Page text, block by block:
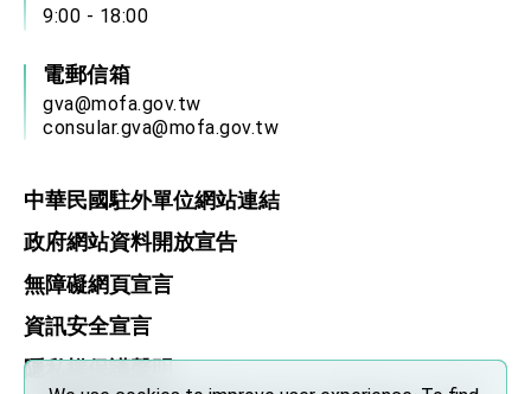
9:00 - 18:00
電郵信箱
gva@mofa.gov.tw
consular.gva@mofa.gov.tw
中華民國駐外單位網站連結
政府網站資料開放宣告
無障礙網頁宣言
資訊安全宣言
隱私權保護聲明